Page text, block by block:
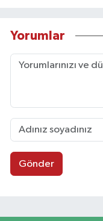
Yorumlar
Gönder